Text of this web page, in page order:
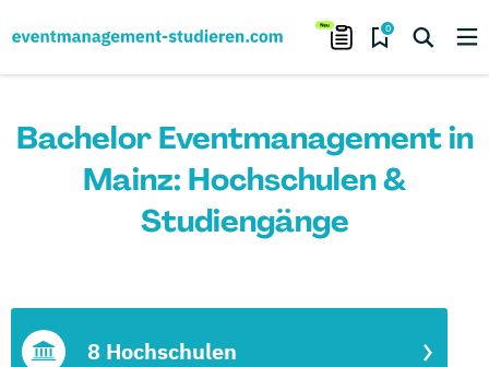
0
Bachelor Eventmanagement in
Mainz: Hochschulen &
Studiengänge
8 Hochschulen